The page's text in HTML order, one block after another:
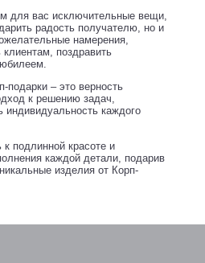
для вас исключительные вещи,
радость получателю, но и
намерения,
клиентам, поздравить
подарки – это верность
к решению задач,
индивидуальность каждого
подлинной красоте и
каждой детали, подарив
изделия от Корп-